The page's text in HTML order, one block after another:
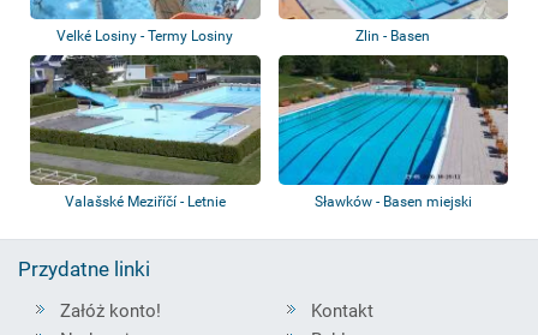
Velké Losiny - Termy Losiny Zlin - Basen
Valašské Meziříčí - Letnie
Sławków - Basen miejski
Przydatne linki
Załóż konto!
Kontakt